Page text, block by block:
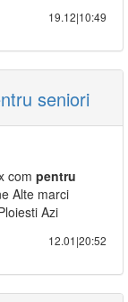
19.12|10:49
seniori
com pentru
Alte marci
Azi
12.01|20:52